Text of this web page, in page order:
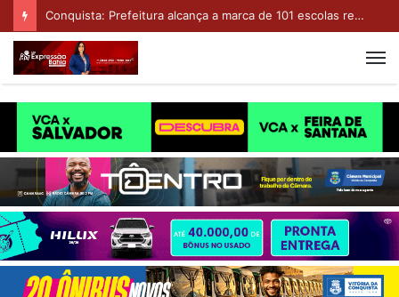
Conquista: Prefeitura alcança a marca de 101 escolas revitalizadas com entrega do CMEI Pablo Alves Pithon Brito